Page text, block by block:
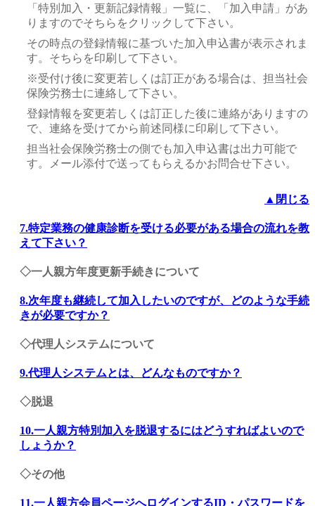
「特別加入・更新記録情報」一覧に、「加入申請」があ
りますのでそちらをクリックして下さい。
その時点の登録情報に基づいた加入申込書が表示されま
す。そちらを印刷して下さい。
※受付け後に変更若しくは訂正がある場合は、担当社会
保険労務士に連絡して下さい。
登録情報を変更若しくは訂正した後に連絡がありますの
で、連絡を受けてから前述同様に印刷して下さい。
担当社会保険労務士の側でも加入申込書は出力可能で
す。メール添付で送ってもらえるかお問合せ下さい。
▲閉じる
7.特定業務の健康診断を受ける必要がある場合の流れを教
えて下さい？
◇一人親方年度更新手続きについて
8.次年度も継続して加入したいのですが、どのような手続
きが必要ですか？
◇代理人システムについて
9.代理人システムとは、どんなものですか？
◇脱退
10.一人親方特別加入を脱退するにはどうすればよいので
しょうか？
◇その他
11.一人親方会員ページへログインするID・パスワードを